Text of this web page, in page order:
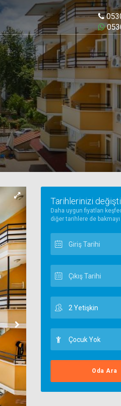
Tarihlerinizi
Daha uygun fiyatları
diğer tarihlere de
Oda Ara